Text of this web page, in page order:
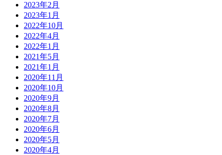
2023年2月
2023年1月
2022年10月
2022年4月
2022年1月
2021年5月
2021年1月
2020年11月
2020年10月
2020年9月
2020年8月
2020年7月
2020年6月
2020年5月
2020年4月